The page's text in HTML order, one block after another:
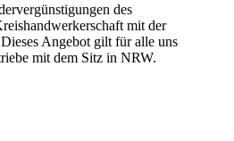
des
mit der
Angebot gilt für alle uns
mit dem Sitz in NRW.